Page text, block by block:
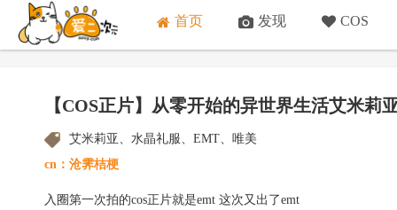
首页 发现 COS
【COS正片】从零开始的异世界生活艾米莉
艾米莉亚、水晶礼服、EMT、唯美
cn：沧霁桔梗
入圈第一次拍的cos正片就是emt 这次又出了emt